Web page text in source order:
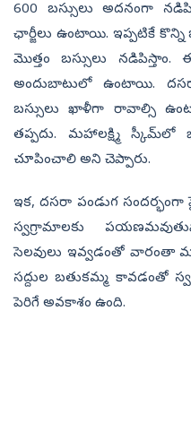
600 బస్సులు అదనంగా
ఛార్జీలు ఉంటాయి. ఇప్పటికే కొన్ని
మొత్తం బస్సులు నడిపిస్తాం.
అందుబాటులో ఉంటాయి.
బస్సులు ఖాళీగా రావాల్సి
తప్పదు. మహాలక్ష్మి స్కీమ్‌లో
చూపించాలి అని చెప్పారు.
ఇక, దసరా పండుగ
స్వగ్రామాలకు
సెలవులు ఇవ్వడంతో వారంతా
సద్దుల బతుకమ్మ కావడంతో
పెరిగే అవకాశం ఉంది.